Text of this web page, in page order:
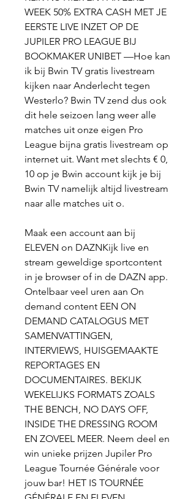
WEEK 50% EXTRA CASH MET JE
EERSTE LIVE INZET OP DE
JUPILER PRO LEAGUE BIJ
BOOKMAKER UNIBET —Hoe kan
ik bij Bwin TV gratis livestream
kijken naar Anderlecht tegen
Westerlo? Bwin TV zend dus ook
dit hele seizoen lang weer alle
matches uit onze eigen Pro
League bijna gratis livestream op
internet uit. Want met slechts € 0,
10 op je Bwin account kijk je bij
Bwin TV namelijk altijd livestream
naar alle matches uit o.
Maak een account aan bij
ELEVEN on DAZNKijk live en
stream geweldige sportcontent
in je browser of in de DAZN app.
Ontelbaar veel uren aan On
demand content EEN ON
DEMAND CATALOGUS MET
SAMENVATTINGEN,
INTERVIEWS, HUISGEMAAKTE
REPORTAGES EN
DOCUMENTAIRES. BEKIJK
WEKELIJKS FORMATS ZOALS
THE BENCH, NO DAYS OFF,
INSIDE THE DRESSING ROOM
EN ZOVEEL MEER. Neem deel en
win unieke prijzen Jupiler Pro
League Tournée Générale voor
jouw bar! HET IS TOURNÉE